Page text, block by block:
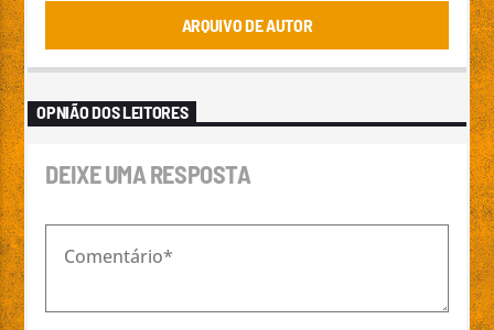
ARQUIVO DE AUTOR
OPNIÃO DOS LEITORES
DEIXE UMA RESPOSTA